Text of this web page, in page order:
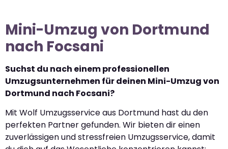
Mini-Umzug von Dortmund
nach Focsani
Suchst du nach einem professionellen
Umzugsunternehmen für deinen Mini-Umzug von
Dortmund nach Focsani?
Mit Wolf Umzugsservice aus Dortmund hast du den
perfekten Partner gefunden. Wir bieten dir einen
zuverlässigen und stressfreien Umzugsservice, damit